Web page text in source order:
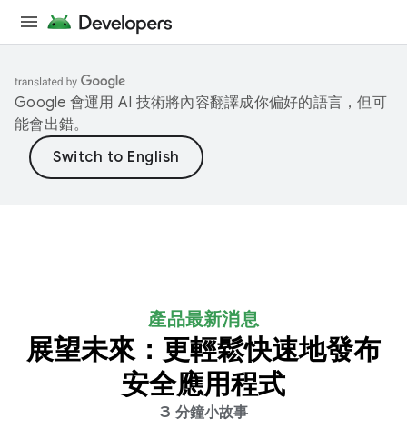
Google 會運用 AI 技術將內容翻譯成你偏好的語言，但可
能會出錯。
產品最新消息
展望未來：更輕鬆快速地發布
安全應用程式
3 分鐘小故事